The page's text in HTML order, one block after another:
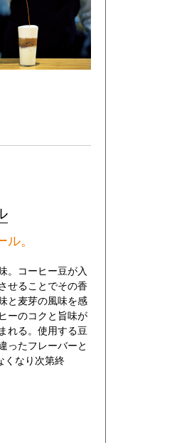
。
。コーヒー豆が入
せることでその香
と麦芽の風味を感
ーのコクと旨味が
れる。使用する豆
ったフレーバーと
くなり次第終